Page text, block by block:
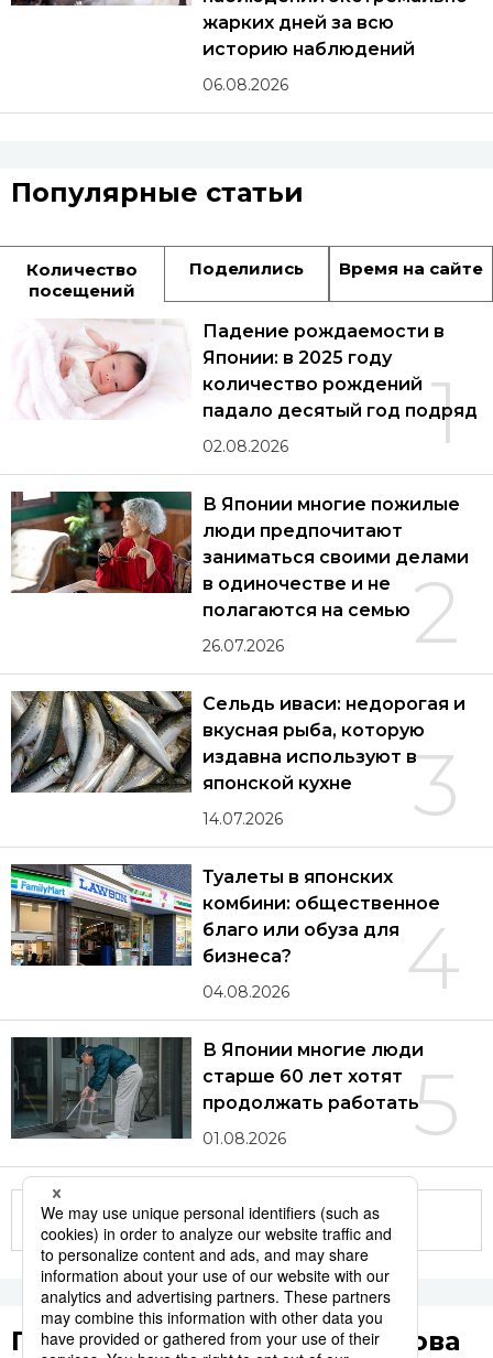
жарких дней за всю
историю наблюдений
06.08.2026
Популярные статьи
Количество
посещений
Поделились Время на сайте
1
Падение рождаемости в
Японии: в 2025 году
количество рождений
падало десятый год подряд
02.08.2026
2
В Японии многие пожилые
люди предпочитают
заниматься своими делами
в одиночестве и не
полагаются на семью
26.07.2026
3
Сельдь иваси: недорогая и
вкусная рыба, которую
издавна используют в
японской кухне
14.07.2026
4
Туалеты в японских
комбини: общественное
благо или обуза для
бизнеса?
04.08.2026
5
В Японии многие люди
старше 60 лет хотят
продолжать работать
01.08.2026
Другие статьи по теме
Популярные поисковые слова